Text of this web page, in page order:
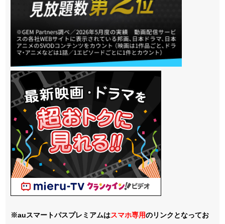
※auスマートパスプレミアムはスマホ専用のリンクとなってお